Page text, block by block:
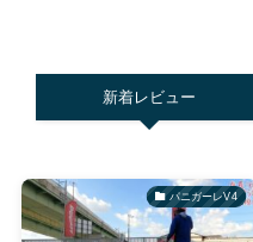
新着レビュー
パニガーレV4